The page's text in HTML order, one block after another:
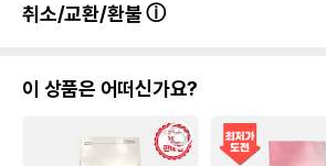
취소/교환/환불
이 상품은 어떠신가요?